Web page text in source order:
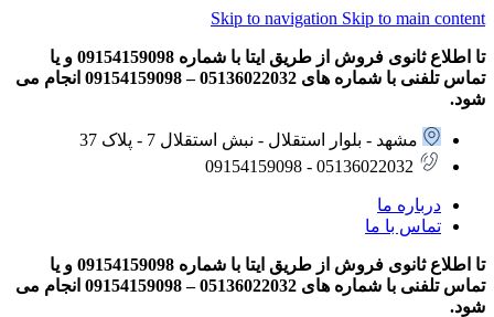
Skip to navigation Skip to main content
تا اطلاع ثانوی فروش از طریق ایتا با شماره 09154159098 و یا
تماس تلفنی با شماره های 05136022032 – 09154159098 انجام می
شود.
مشهد - بلوار استقلال - نبش استقلال 7 - پلاک 37
05136022032 - 09154159098
درباره ما
تماس با ما
تا اطلاع ثانوی فروش از طریق ایتا با شماره 09154159098 و یا
تماس تلفنی با شماره های 05136022032 – 09154159098 انجام می
شود.